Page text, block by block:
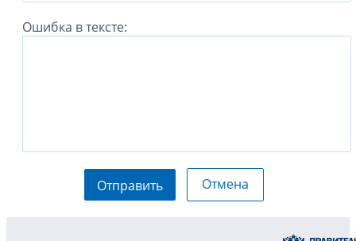
Ошибка в тексте:
Отправить Отмена